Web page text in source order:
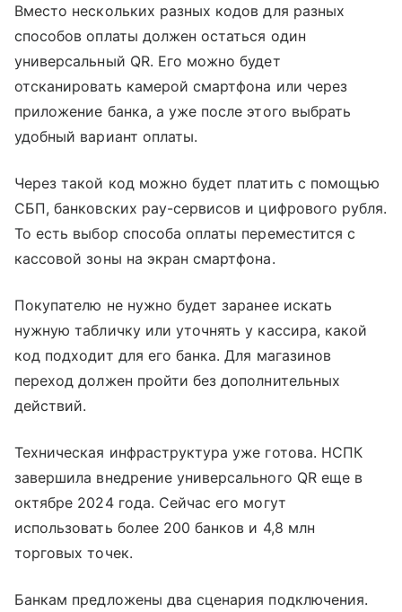
Вместо нескольких разных кодов для разных
способов оплаты должен остаться один
универсальный QR. Его можно будет
отсканировать камерой смартфона или через
приложение банка, а уже после этого выбрать
удобный вариант оплаты.
Через такой код можно будет платить с помощью
СБП, банковских pay-сервисов и цифрового рубля.
То есть выбор способа оплаты переместится с
кассовой зоны на экран смартфона.
Покупателю не нужно будет заранее искать
нужную табличку или уточнять у кассира, какой
код подходит для его банка. Для магазинов
переход должен пройти без дополнительных
действий.
Техническая инфраструктура уже готова. НСПК
завершила внедрение универсального QR еще в
октябре 2024 года. Сейчас его могут
использовать более 200 банков и 4,8 млн
торговых точек.
Банкам предложены два сценария подключения.